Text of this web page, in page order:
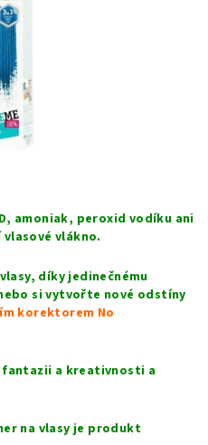
amoniak, peroxid vodíku ani
vlákno.
díky jedinečnému
si vytvořte nové odstíny
korektorem No
fantazii a kreativnosti a
na vlasy je produkt